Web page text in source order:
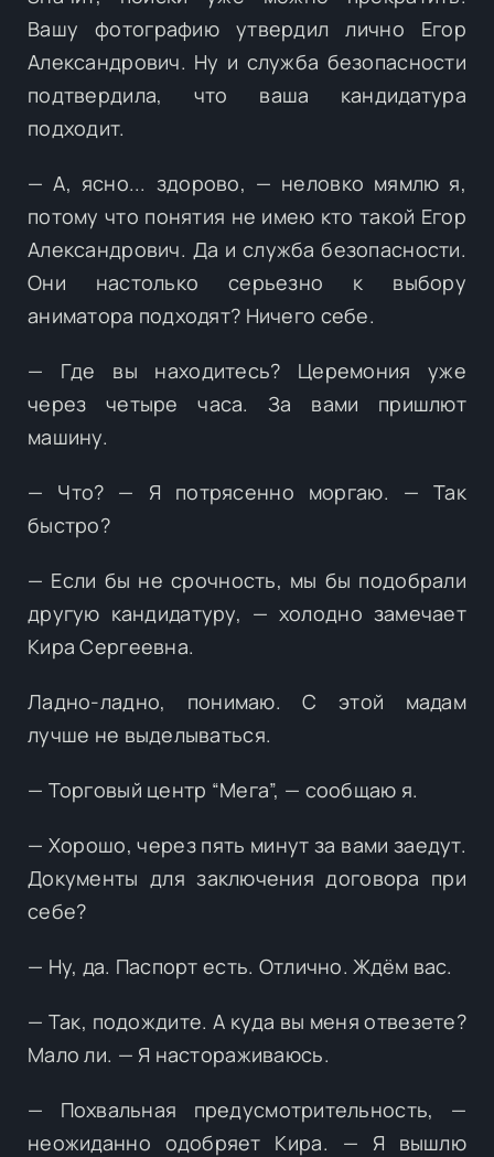
Вашу фотографию утвердил лично Егор
Александрович. Ну и служба безопасности
подтвердила, что ваша кандидатура
подходит.
— А, ясно... здорово, — неловко мямлю я,
потому что понятия не имею кто такой Егор
Александрович. Да и служба безопасности.
Они настолько серьезно к выбору
аниматора подходят? Ничего себе.
— Где вы находитесь? Церемония уже
через четыре часа. За вами пришлют
машину.
— Что? — Я потрясенно моргаю. — Так
быстро?
— Если бы не срочность, мы бы подобрали
другую кандидатуру, — холодно замечает
Кира Сергеевна.
Ладно-ладно, понимаю. С этой мадам
лучше не выделываться.
— Торговый центр “Мега”, — сообщаю я.
— Хорошо, через пять минут за вами заедут.
Документы для заключения договора при
себе?
— Ну, да. Паспорт есть. Отлично. Ждём вас.
— Так, подождите. А куда вы меня отвезете?
Мало ли. — Я настораживаюсь.
— Похвальная предусмотрительность, —
неожиданно одобряет Кира. — Я вышлю